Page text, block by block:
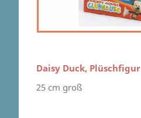
Daisy Duck, Plüschfigur
25 cm groß